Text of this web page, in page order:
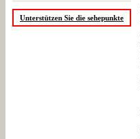
Unterstützen Sie die sehepunkte